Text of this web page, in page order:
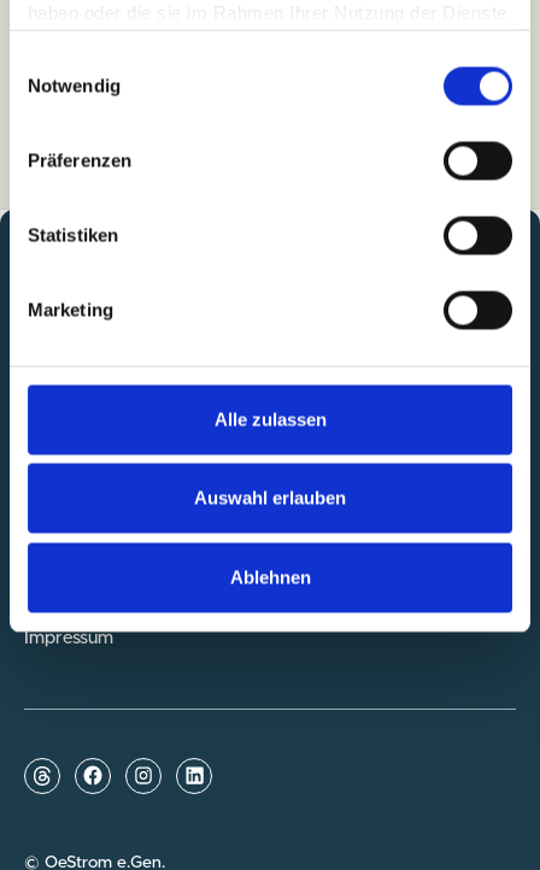
haben oder die sie im Rahmen Ihrer Nutzung der Dienste
Notwendig
Präferenzen
Statistiken
Marketing
Alle zulassen
Auswahl erlauben
Ablehnen
1120 Wien
Über Uns
Impressum
© OeStrom e.Gen.